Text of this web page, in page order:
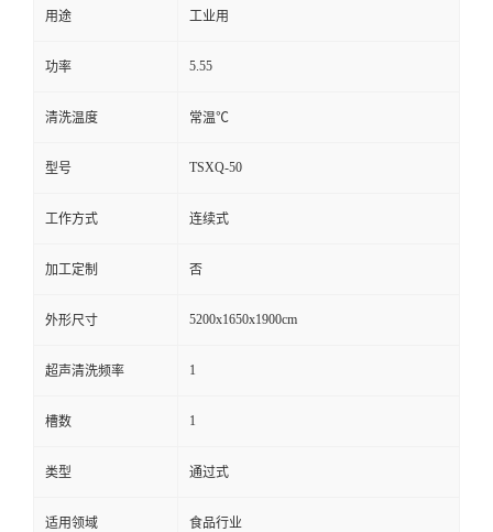
用途 工业用
功率 5.55
清洗温度 常温℃
型号 TSXQ-50
工作方式 连续式
加工定制 否
外形尺寸 5200x1650x1900cm
超声清洗频率 1
槽数 1
类型 通过式
适用领域 食品行业